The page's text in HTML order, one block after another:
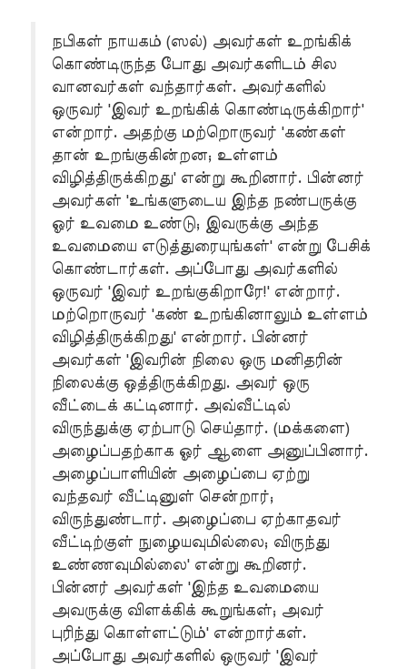
நபிகள் நாயகம் (ஸல்) அவர்கள் உறங்கிக்
கொண்டிருந்த போது அவர்களிடம் சில
வானவர்கள் வந்தார்கள். அவர்களில்
ஒருவர் 'இவர் உறங்கிக் கொண்டிருக்கிறார்'
என்றார். அதற்கு மற்றொருவர் 'கண்கள்
தான் உறங்குகின்றன; உள்ளம்
விழித்திருக்கிறது' என்று கூறினார். பின்னர்
அவர்கள் 'உங்களுடைய இந்த நண்பருக்கு
ஓர் உவமை உண்டு; இவருக்கு அந்த
உவமையை எடுத்துரையுங்கள்' என்று பேசிக்
கொண்டார்கள். அப்போது அவர்களில்
ஒருவர் 'இவர் உறங்குகிறாரே!' என்றார்.
மற்றொருவர் 'கண் உறங்கினாலும் உள்ளம்
விழித்திருக்கிறது' என்றார். பின்னர்
அவர்கள் 'இவரின் நிலை ஒரு மனிதரின்
நிலைக்கு ஒத்திருக்கிறது. அவர் ஒரு
வீட்டைக் கட்டினார். அவ்வீட்டில்
விருந்துக்கு ஏற்பாடு செய்தார். (மக்களை)
அழைப்பதற்காக ஓர் ஆளை அனுப்பினார்.
அழைப்பாளியின் அழைப்பை ஏற்று
வந்தவர் வீட்டினுள் சென்றார்;
விருந்துண்டார். அழைப்பை ஏற்காதவர்
வீட்டிற்குள் நுழையவுமில்லை; விருந்து
உண்ணவுமில்லை' என்று கூறினர்.
பின்னர் அவர்கள் 'இந்த உவமையை
அவருக்கு விளக்கிக் கூறுங்கள்; அவர்
புரிந்து கொள்ளட்டும்' என்றார்கள்.
அப்போது அவர்களில் ஒருவர் 'இவர்